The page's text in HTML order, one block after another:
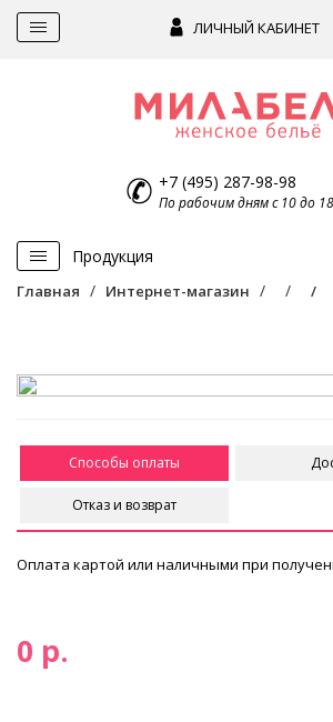
ЛИЧНЫЙ КАБИНЕТ
+7 (495) 287-98-98
По рабочим дням с 10 до
Продукция
Главная Интернет-магазин
Способы оплаты
Отказ и возврат
Оплата картой или наличными при
0 р.